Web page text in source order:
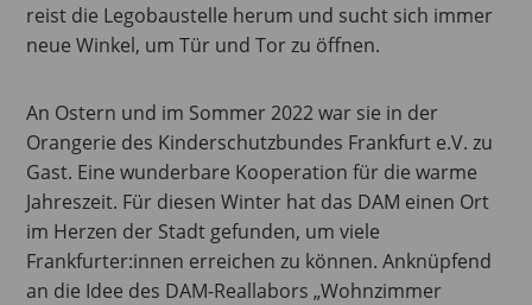
reist die Legobaustelle herum und sucht sich immer
neue Winkel, um Tür und Tor zu öffnen.
An Ostern und im Sommer 2022 war sie in der
Orangerie des Kinderschutzbundes Frankfurt e.V. zu
Gast. Eine wunderbare Kooperation für die warme
Jahreszeit. Für diesen Winter hat das DAM einen Ort
im Herzen der Stadt gefunden, um viele
Frankfurter:innen erreichen zu können. Anknüpfend
an die Idee des DAM-Reallabors „Wohnzimmer